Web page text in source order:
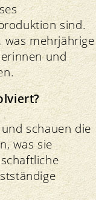
sind.
was mehrjährige
und
schauen die
was sie